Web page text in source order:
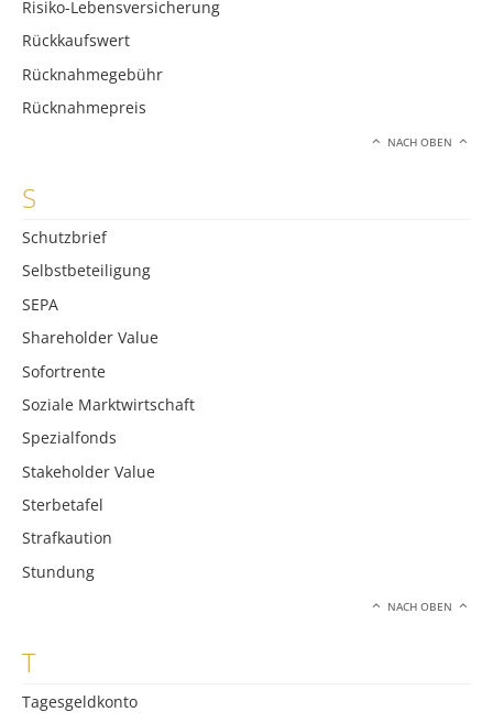
Risiko-Lebensversicherung
Rückkaufswert
Rücknahmegebühr
Rücknahmepreis
NACH OBEN
S
Schutzbrief
Selbstbeteiligung
SEPA
Shareholder Value
Sofortrente
Soziale Marktwirtschaft
Spezialfonds
Stakeholder Value
Sterbetafel
Strafkaution
Stundung
NACH OBEN
T
Tagesgeldkonto